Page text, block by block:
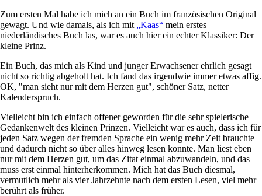
Zum ersten Mal habe ich mich an ein Buch im französischen Original
gewagt. Und wie damals, als ich mit „Kaas“ mein erstes
niederländisches Buch las, war es auch hier ein echter Klassiker: Der
kleine Prinz.
Ein Buch, das mich als Kind und junger Erwachsener ehrlich gesagt
nicht so richtig abgeholt hat. Ich fand das irgendwie immer etwas affig.
OK, "man sieht nur mit dem Herzen gut", schöner Satz, netter
Kalenderspruch.
Vielleicht bin ich einfach offener geworden für die sehr spielerische
Gedankenwelt des kleinen Prinzen. Vielleicht war es auch, dass ich für
jeden Satz wegen der fremden Sprache ein wenig mehr Zeit brauchte
und dadurch nicht so über alles hinweg lesen konnte. Man liest eben
nur mit dem Herzen gut, um das Zitat einmal abzuwandeln, und das
muss erst einmal hinterherkommen. Mich hat das Buch diesmal,
vermutlich mehr als vier Jahrzehnte nach dem ersten Lesen, viel mehr
berührt als früher.